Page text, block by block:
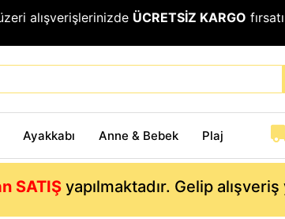
alışverişlerinizde ÜCRETSİZ KARGO
Ayakkabı Anne & Bebek Plaj
SATIŞyapılmaktadır. Gelip